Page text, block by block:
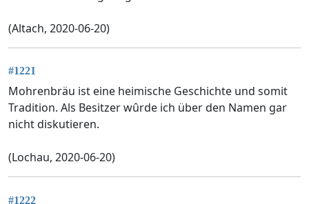
(Altach, 2020-06-20)
#1221
Mohrenbräu ist eine heimische Geschichte und somit
Tradition. Als Besitzer wûrde ich über den Namen gar
nicht diskutieren.
(Lochau, 2020-06-20)
#1222